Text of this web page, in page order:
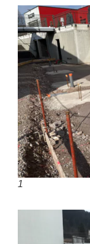
03 29 22 30 00
Lundi au vendredi (
Avinim
03 29 29 09 97
Lundi au vendredi (
1